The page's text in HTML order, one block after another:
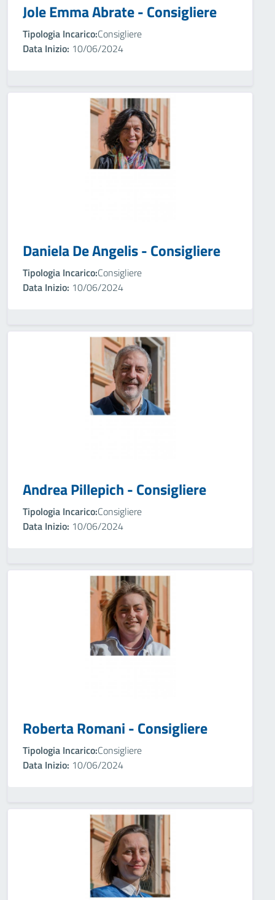
Jole Emma Abrate - Consigliere
Tipologia Incarico:Consigliere
Data Inizio: 10/06/2024
Daniela De Angelis - Consigliere
Tipologia Incarico:Consigliere
Data Inizio: 10/06/2024
Andrea Pillepich - Consigliere
Tipologia Incarico:Consigliere
Data Inizio: 10/06/2024
Roberta Romani - Consigliere
Tipologia Incarico:Consigliere
Data Inizio: 10/06/2024